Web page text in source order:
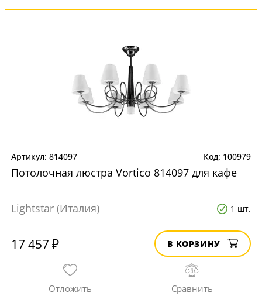
814097 100979
Потолочная люстра Vortico 814097 для кафе
Lightstar (Италия) 1 шт.
17 457 ₽ В КОРЗИНУ